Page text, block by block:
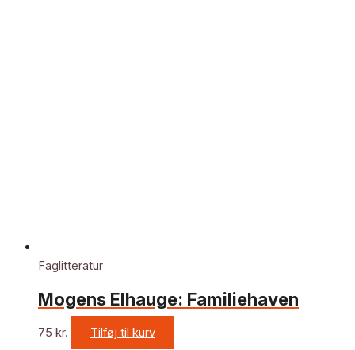
Faglitteratur
Mogens Elhauge: Familiehaven
75 kr. Tilføj til kurv